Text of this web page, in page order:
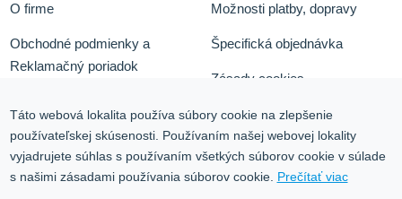
O firme
Obchodné podmienky a
Reklamačný poriadok
Služby
Kontakt
Možnosti platby, dopravy
Špecifická objednávka
Zásady cookies
Ochrana osobných údajov
Blog
Táto webová lokalita používa súbory cookie na zlepšenie
používateľskej skúsenosti. Používaním našej webovej lokality
vyjadrujete súhlas s používaním všetkých súborov cookie v súlade
s našimi zásadami používania súborov cookie. Prečítať viac